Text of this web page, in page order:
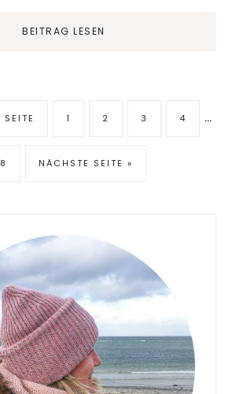
BEITRAG LESEN
1 2 3 4 …
NÄCHSTE SEITE »